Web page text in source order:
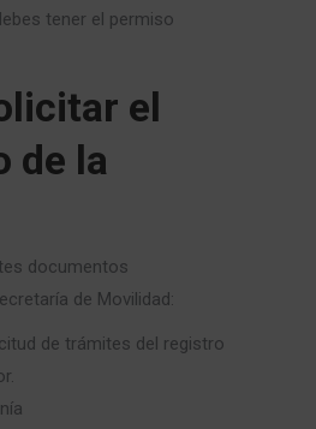
tener el permiso
el
de la
documentos
de Movilidad:
de trámites del registro